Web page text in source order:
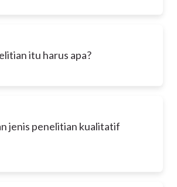
itu harus apa?
jenis penelitian kualitatif